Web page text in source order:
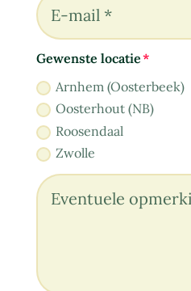
Gewenste locatie
Arnhem (Oosterbeek)
Oosterhout (NB)
Roosendaal
Zwolle